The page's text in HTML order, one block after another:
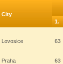
City
1.
Lovosice 63
Praha 63